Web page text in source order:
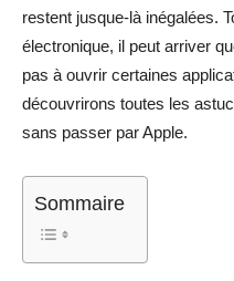
restent jusque-là inégalées.
électronique, il peut arriver
pas à ouvrir certaines
découvrirons toutes les
sans passer par Apple.
Sommaire